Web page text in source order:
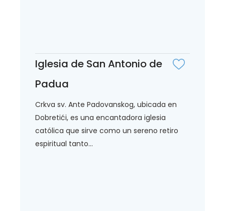
Iglesia de San Antonio de
Padua
Crkva sv. Ante Padovanskog, ubicada en
Dobretići, es una encantadora iglesia
católica que sirve como un sereno retiro
espiritual tanto...